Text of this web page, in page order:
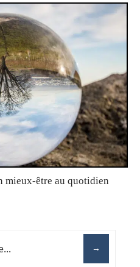
mieux-être au quotidien